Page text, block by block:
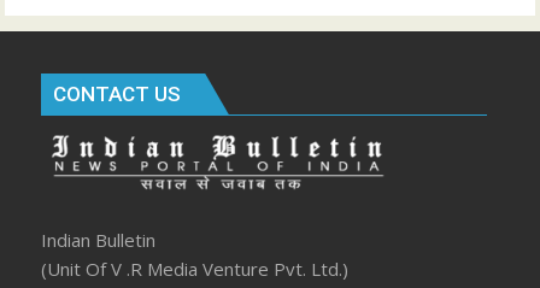
CONTACT US
Indian Bulletin
(Unit Of V .R Media Venture Pvt. Ltd.)